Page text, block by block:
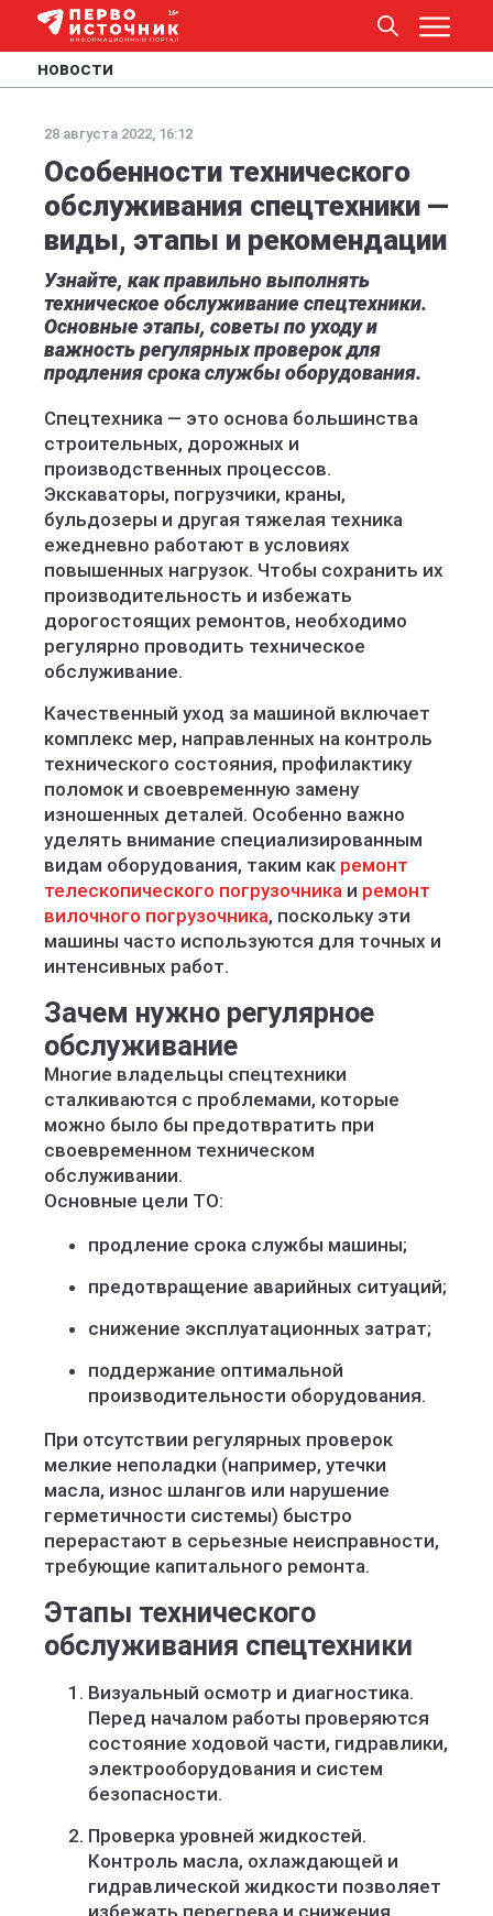
НОВОСТИ
28 августа 2022, 16:12
Особенности технического
обслуживания спецтехники —
виды, этапы и рекомендации
Узнайте, как правильно выполнять
техническое обслуживание спецтехники.
Основные этапы, советы по уходу и
важность регулярных проверок для
продления срока службы оборудования.
Спецтехника — это основа большинства
строительных, дорожных и
производственных процессов.
Экскаваторы, погрузчики, краны,
бульдозеры и другая тяжелая техника
ежедневно работают в условиях
повышенных нагрузок. Чтобы сохранить их
производительность и избежать
дорогостоящих ремонтов, необходимо
регулярно проводить техническое
обслуживание.
Качественный уход за машиной включает
комплекс мер, направленных на контроль
технического состояния, профилактику
поломок и своевременную замену
изношенных деталей. Особенно важно
уделять внимание специализированным
видам оборудования, таким как ремонт
телескопического погрузочника и ремонт
вилочного погрузочника, поскольку эти
машины часто используются для точных и
интенсивных работ.
Зачем нужно регулярное
обслуживание
Многие владельцы спецтехники
сталкиваются с проблемами, которые
можно было бы предотвратить при
своевременном техническом
обслуживании.
Основные цели ТО:
продление срока службы машины;
предотвращение аварийных ситуаций;
снижение эксплуатационных затрат;
поддержание оптимальной
производительности оборудования.
При отсутствии регулярных проверок
мелкие неполадки (например, утечки
масла, износ шлангов или нарушение
герметичности системы) быстро
перерастают в серьезные неисправности,
требующие капитального ремонта.
Этапы технического
обслуживания спецтехники
Визуальный осмотр и диагностика.
Перед началом работы проверяются
состояние ходовой части, гидравлики,
электрооборудования и систем
безопасности.
Проверка уровней жидкостей.
Контроль масла, охлаждающей и
гидравлической жидкости позволяет
избежать перегрева и снижения